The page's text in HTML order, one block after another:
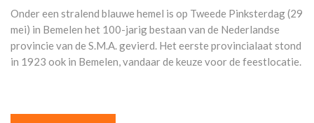
Onder een stralend blauwe hemel is op Tweede Pinksterdag (29
mei) in Bemelen het 100-jarig bestaan van de Nederlandse
provincie van de S.M.A. gevierd. Het eerste provincialaat stond
in 1923 ook in Bemelen, vandaar de keuze voor de feestlocatie.